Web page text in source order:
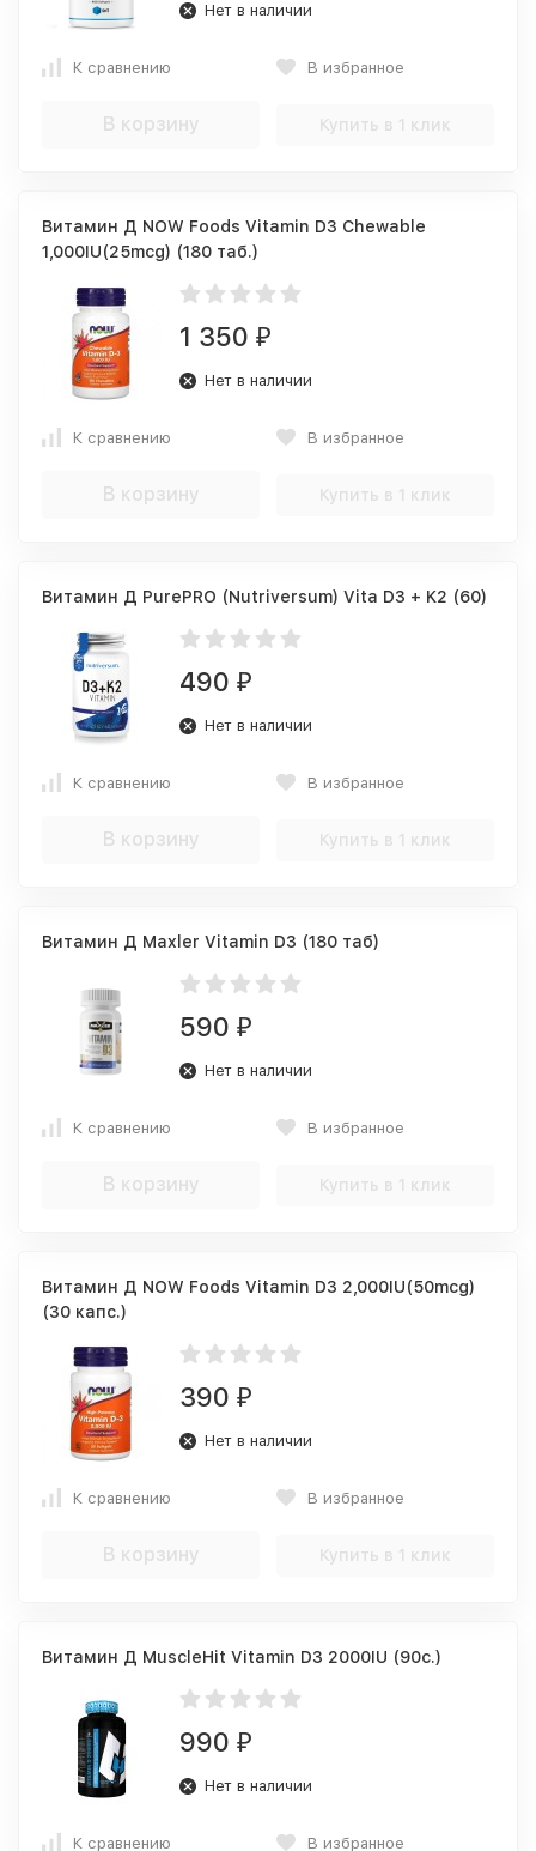
Нет в наличии
К сравнению В избранное
В корзину Купить в 1 клик
Витамин Д NOW Foods Vitamin D3 Chewable
1,000IU(25mcg) (180 таб.)
1 350 ₽
Нет в наличии
К сравнению В избранное
В корзину Купить в 1 клик
Витамин Д PurePRO (Nutriversum) Vita D3 + K2 (60)
490 ₽
Нет в наличии
К сравнению В избранное
В корзину Купить в 1 клик
Витамин Д Maxler Vitamin D3 (180 таб)
590 ₽
Нет в наличии
К сравнению В избранное
В корзину Купить в 1 клик
Витамин Д NOW Foods Vitamin D3 2,000IU(50mcg)
(30 капс.)
390 ₽
Нет в наличии
К сравнению В избранное
В корзину Купить в 1 клик
Витамин Д MuscleHit Vitamin D3 2000IU (90c.)
990 ₽
Нет в наличии
К сравнению В избранное